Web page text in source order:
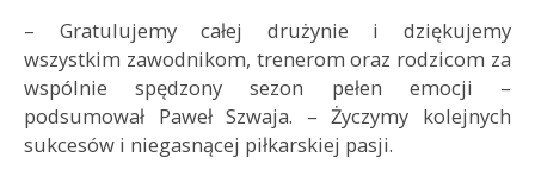
– Gratulujemy całej drużynie i dziękujemy
wszystkim zawodnikom, trenerom oraz rodzicom za
wspólnie spędzony sezon pełen emocji –
podsumował Paweł Szwaja. – Życzymy kolejnych
sukcesów i niegasnącej piłkarskiej pasji.